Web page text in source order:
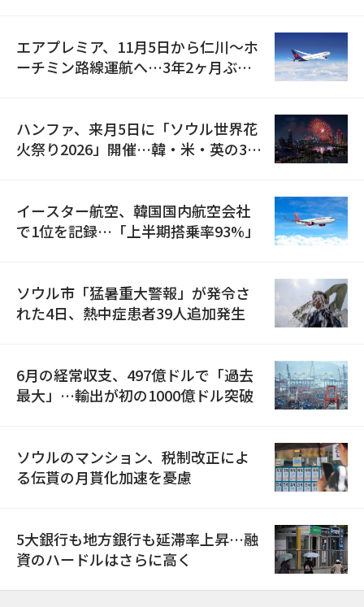
エアプレミア、11月5日から仁川〜ホ
ーチミン路線運航へ…3年2ヶ月ぶり
ハンファ、来月5日に「ソウル世界花
火祭り2026」開催…韓・米・英の3カ
イースター航空、韓国国内航空会社
で1位を記録…「上半期搭乗率93%」
ソウル市「猛暑重大警報」が発令さ
れた4日、熱中症患者39人追加発生
6月の経常収支、497億ドルで「過去
最大」…輸出が初の1000億ドル突破
ソウルのマンション、税制改正によ
る伝貰の月貰化加速を憂慮
5大銀行も地方銀行も延滞率上昇…融
資のハードルはさらに高く